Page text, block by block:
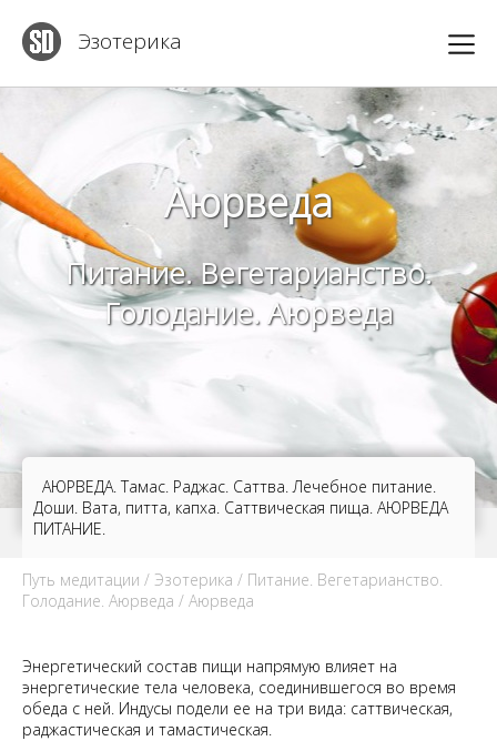
Эзотерика
Аюрведа
Питание. Вегетарианство.
Голодание. Аюрведа
АЮРВЕДА. Тамас. Раджас. Саттва. Лечебное питание.
Доши. Вата, питта, капха. Саттвическая пища. АЮРВЕДА
ПИТАНИЕ.
Путь медитации / Эзотерика / Питание. Вегетарианство.
Голодание. Аюрведа / Аюрведа
Энергетический состав пищи напрямую влияет на
энергетические тела человека, соединившегося во время
обеда с ней. Индусы подели ее на три вида: саттвическая,
раджастическая и тамастическая.